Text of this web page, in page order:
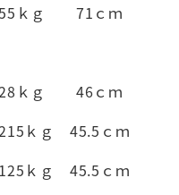
ｋｇ 71ｃｍ
ｇ 46ｃｍ
ｇ 45.5ｃｍ
ｋｇ 45.5ｃｍ